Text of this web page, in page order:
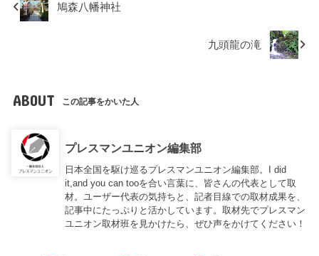
鳩森八幡神社
九頭龍の滝
ABOUT この記事をかいた人
プレスマンユニオン編集部
日本全国を駆け巡るプレスマンユニオン編集部。I did
it,and you can tooを合い言葉に、皆さんの代表として取
材。ユーザー代表の気持ちと、記者目線での取材成果を、
記事中にたっぷりと活かしています。取材先でプレスマン
ユニオン取材班を見かけたら、ぜひ声をかけてください！